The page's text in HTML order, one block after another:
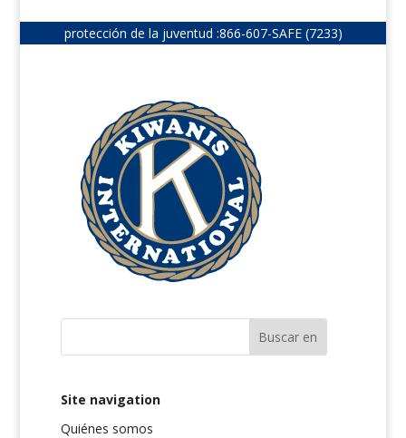
protección de la juventud :866-607-SAFE (7233)
Site navigation
Quiénes somos